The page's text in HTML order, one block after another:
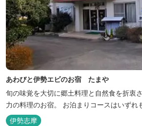
あわびと伊勢エビのお宿 たまや
旬の味覚を大切に郷土料理と自然食を折衷
力の料理のお宿。 お泊まりコースはいずれ
伊勢志摩